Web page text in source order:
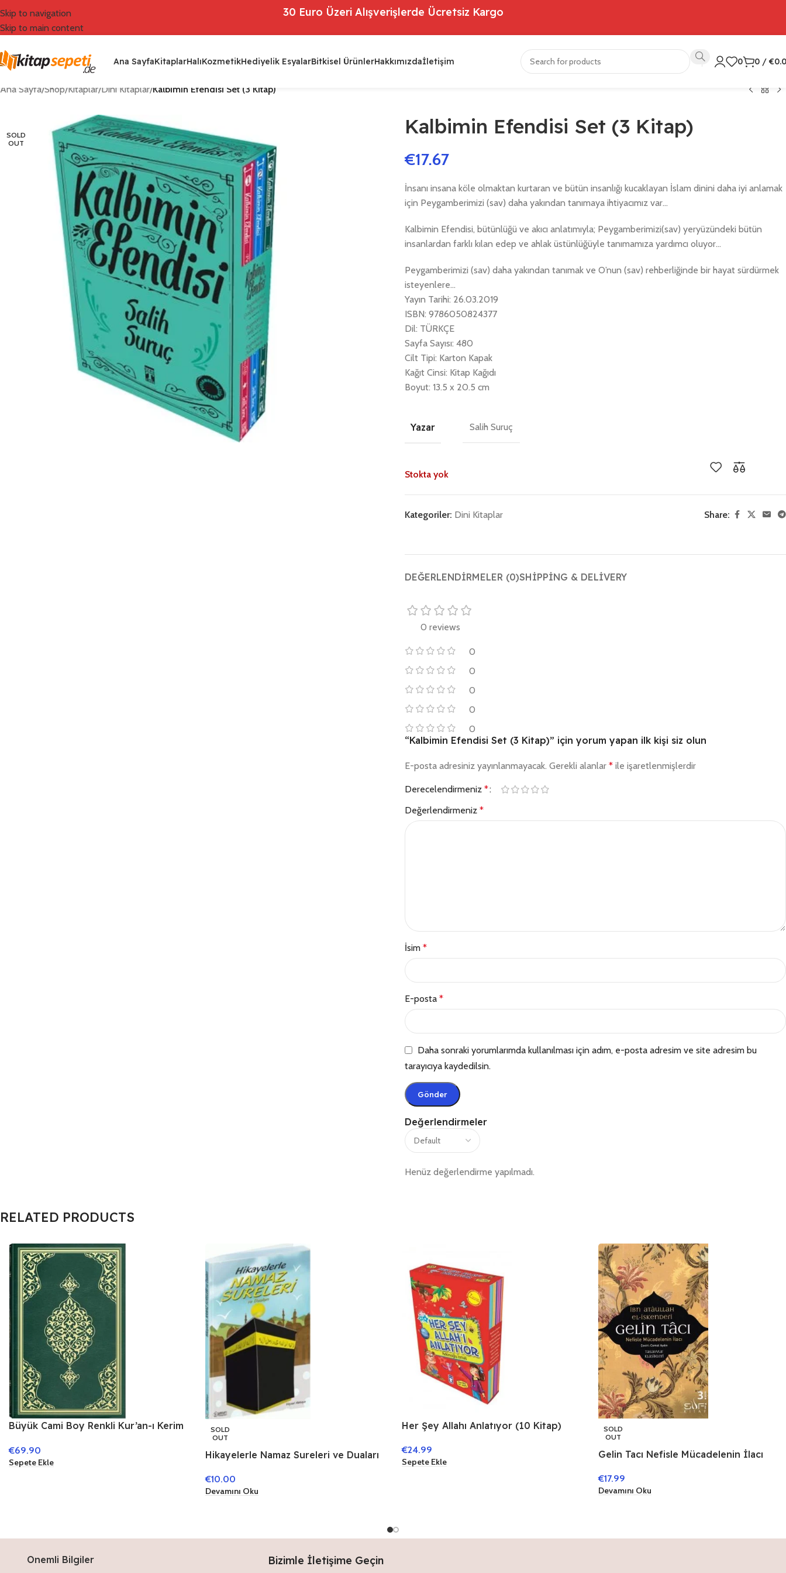
Skip to navigation
Skip to main content
30 Euro Üzeri Alışverişlerde Ücretsiz Kargo
Ana SayfaKitaplarHalıKozmetikHediyelik EsyalarBitkisel ÜrünlerHakkımızdaİletişim 0 0 / €
Ana Sayfa/Shop/Kitaplar/Dini Kitaplar/Kalbimin Efendisi Set (3 Kitap)
SOLD
OUT
Kalbimin Efendisi Set (3 Kitap)
€17.67
İnsanı insana köle olmaktan kurtaran ve bütün insanlığı kucaklayan İslam dinini daha iyi anlamak
için Peygamberimizi (sav) daha yakından tanımaya ihtiyacımız var…
Kalbimin Efendisi, bütünlüğü ve akıcı anlatımıyla; Peygamberimizi(sav) yeryüzündeki bütün
insanlardan farklı kılan edep ve ahlak üstünlüğüyle tanımamıza yardımcı oluyor…
Peygamberimizi (sav) daha yakından tanımak ve O’nun (sav) rehberliğinde bir hayat sürdürmek
isteyenlere…
Yayın Tarihi: 26.03.2019
ISBN: 9786050824377
Dil: TÜRKÇE
Sayfa Sayısı: 480
Cilt Tipi: Karton Kapak
Kağıt Cinsi: Kitap Kağıdı
Boyut: 13.5 x 20.5 cm
Yazar Salih Suruç
Stokta yok
Kategoriler: Dini Kitaplar Share:
DEĞERLENDIRMELER (0)SHIPPING & DELIVERY
0 reviews
0
0
0
0
0
Değerlendirmeler
Henüz değerlendirme yapılmadı.
“Kalbimin Efendisi Set (3 Kitap)” için yorum yapan ilk kişi siz olun
E-posta adresiniz yayınlanmayacak. Gerekli alanlar * ile işaretlenmişlerdir
Derecelendirmeniz *
Değerlendirmeniz *
İsim *
E-posta *
Daha sonraki yorumlarımda kullanılması için adım, e-posta adresim ve site adresim bu
tarayıcıya kaydedilsin.
RELATED PRODUCTS
Büyük Cami Boy Renkli Kur’an-ı Kerim
€69.90
Sepete Ekle
SOLD
OUT
Hikayelerle Namaz Sureleri ve Duaları
€10.00
Devamını Oku
Her Şey Allahı Anlatıyor (10 Kitap)
€24.99
Sepete Ekle
SOLD
OUT
Gelin Tacı Nefisle Mücadelenin İlacı
€17.99
Devamını Oku
Onemli Bilgiler Bizimle İletişime Geçin